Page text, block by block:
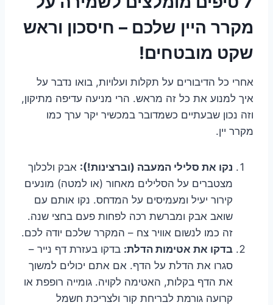
מקרר היין שלכם – חיסכון וראש
שקט מובטחים!
אחרי כל הדיבורים על תקלות ועלויות, בואו נדבר על
איך למנוע את כל זה מראש. הרי מניעה עדיפה מתיקון,
וזה נכון שבעתיים כשמדובר במכשיר יקר ערך כמו
מקרר יין.
נקו את סלילי המעבה (וברצינות!): אבק ולכלוך
מצטברים על הסלילים מאחור (או למטה) מונעים
קירור יעיל ומעמיסים על המדחס. נקו אותם עם
שואב אבק ומברשת רכה לפחות פעם בחצי שנה.
זה כמו לנשום אוויר צח – המקרר שלכם יודה לכם.
בדקו את אטימות הדלת: בדקו בעזרת דף נייר –
סגרו את הדלת על הדף. אם אתם יכולים למשוך
את הדף בקלות, האטימה לקויה. גומייה רופפת או
קרועה גורמת לבריחת קור ולצריכת חשמל